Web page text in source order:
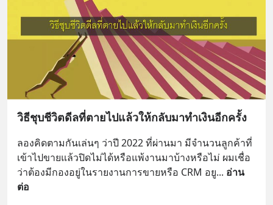
วิธีชุบชีวิตดีลที่ตายไปแล้วให้กลับมาทำเงินอีกครั้ง
ลองคิดตามกันเล่นๆ ว่าปี 2022 ที่ผ่านมา มีจำนวนลูกค้าที่
เข้าไปขายแล้วปิดไม่ได้หรือแพ้งานมาบ้างหรือไม่ ผมเชื่อ
ว่าต้องมีกองอยู่ในรายงานการขายหรือ CRM อยู... อ่าน
ต่อ